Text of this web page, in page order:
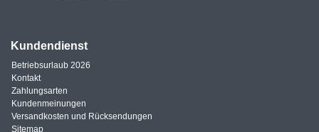
Kundendienst
Betriebsurlaub 2026
Kontakt
Zahlungsarten
Kundenmeinungen
Versandkosten und Rücksendungen
Sitemap